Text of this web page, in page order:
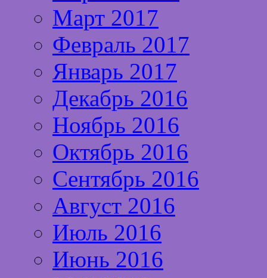
Март 2017
Февраль 2017
Январь 2017
Декабрь 2016
Ноябрь 2016
Октябрь 2016
Сентябрь 2016
Август 2016
Июль 2016
Июнь 2016